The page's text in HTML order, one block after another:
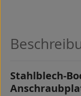
Stahlblech-